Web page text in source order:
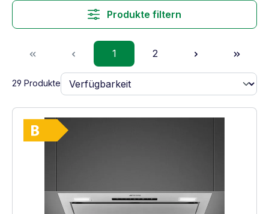
Produkte filtern
Seite
1 Seite
2
29 Produkte
Vollständiges Energielabel anzeigen